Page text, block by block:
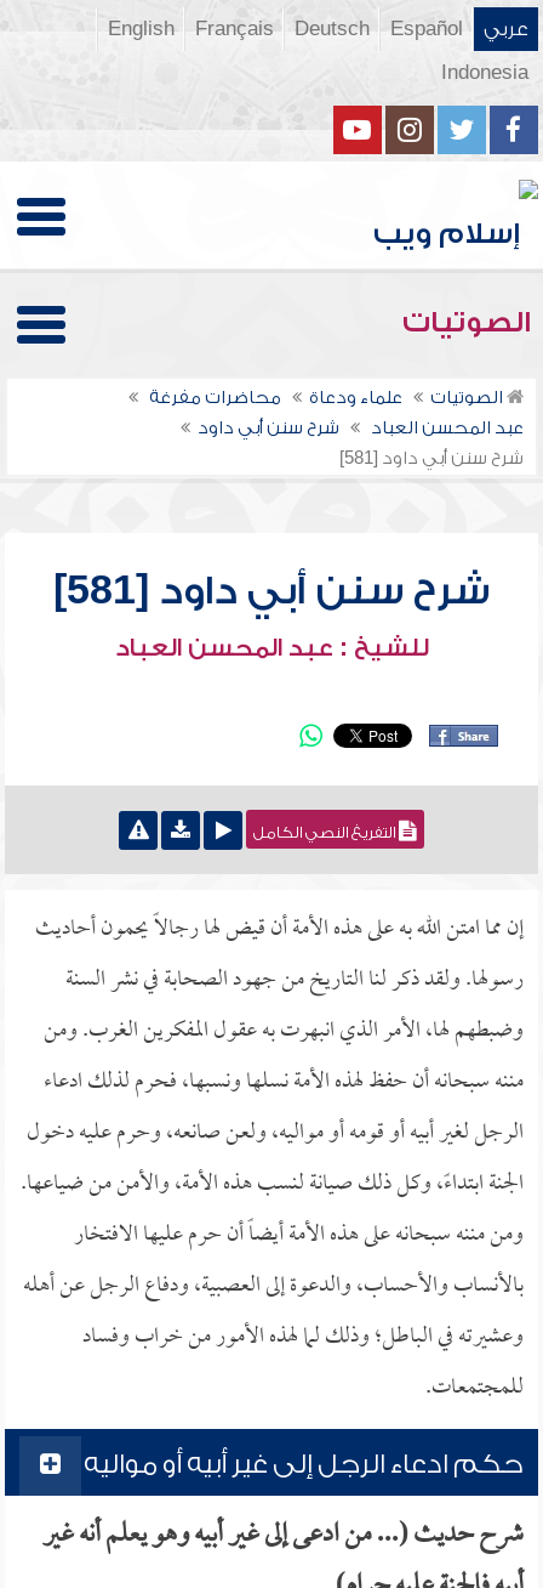
عربي Español
Deutsch
Français
English
Indonesia
الصوتيات
الصوتيات علماء ودعاة
محاضرات مفرغة
عبد المحسن العباد
شرح سنن أبي داود
شرح سنن أبي داود [581]
شرح سنن أبي داود [581]
للشيخ : عبد المحسن العباد
التفريغ النصي الكامل
إن مما امتن الله به على هذه الأمة أن قيض لها رجالاً يحمون أحاديث
رسولها. ولقد ذكر لنا التاريخ من جهود الصحابة في نشر السنة
وضبطهم لها، الأمر الذي انبهرت به عقول المفكرين الغرب. ومن
مننه سبحانه أن حفظ لهذه الأمة نسلها ونسبها، فحرم لذلك ادعاء
الرجل لغير أبيه أو قومه أو مواليه، ولعن صانعه، وحرم عليه دخول
الجنة ابتداءً، وكل ذلك صيانة لنسب هذه الأمة، والأمن من ضياعها.
ومن مننه سبحانه على هذه الأمة أيضاً أن حرم عليها الافتخار
بالأنساب والأحساب، والدعوة إلى العصبية، ودفاع الرجل عن أهله
وعشيرته في الباطل؛ وذلك لما لهذه الأمور من خراب وفساد
للمجتمعات.
حكم ادعاء الرجل إلى غير أبيه أو مواليه
شرح حديث (... من ادعى إلى غير أبيه وهو يعلم أنه غير